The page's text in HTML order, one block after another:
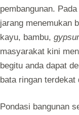
pembangunan.
jarang menemukan
kayu, bambu,
masyarakat kini
begitu anda dapat
bata ringan terdekat
Pondasi bangunan